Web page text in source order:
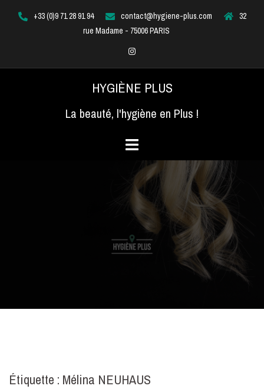
+33 (0)9 71 28 91 94 contact@hygiene-plus.com
32
rue Madame - 75006 PARIS
Instagram
HYGIÈNE PLUS
La beauté, l'hygiène en Plus !
Étiquette : Mélina NEUHAUS